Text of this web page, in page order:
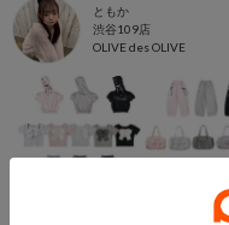
ともか
渋谷109店
OLIVE des OLIVE